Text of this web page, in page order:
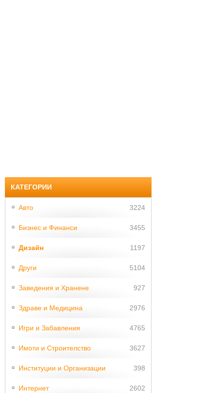
КАТЕГОРИИ
Авто 3224
Бизнес и Финанси 3455
Дизайн 1197
Други 5104
Заведения и Хранене 927
Здраве и Медицина 2976
Игри и Забавления 4765
Имоти и Строителство 3627
Институции и Организации 398
Интернет 2602